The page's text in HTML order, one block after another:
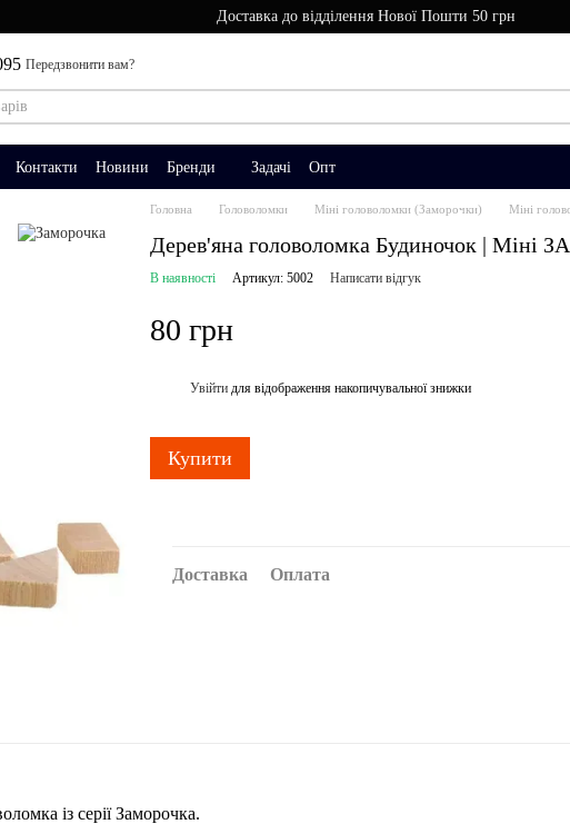
Доставка до відділення Нової Пошти 50 грн
Передзвонити вам?
Контакти Новини Бренди Задачі Опт
Головна Головоломки Міні головоломки (Заморочки) Міні
Дерев'яна головоломка Будиночок |
В наявності Артикул: 5002 Написати відгук
80 грн
Увійти для відображення накопичувальної знижки
Купити
Доставка Оплата
із серії Заморочка.